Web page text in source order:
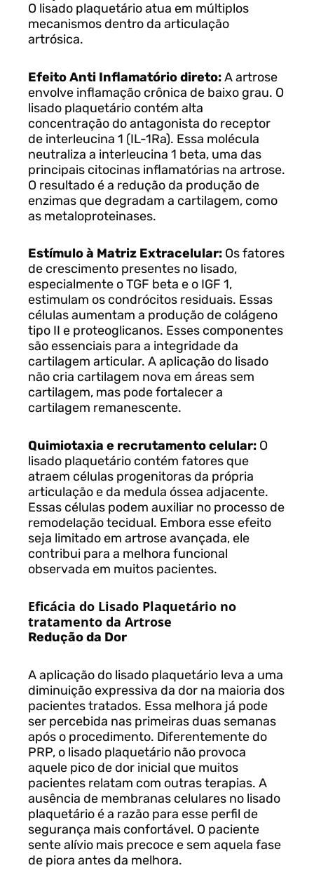
O lisado plaquetário atua em múltiplos
mecanismos dentro da articulação
artrósica.
Efeito Anti Inflamatório direto:A artrose
envolve inflamação crônica de baixo grau. O
lisado plaquetário contém alta
concentração do antagonista do receptor
de interleucina 1 (IL-1Ra). Essa molécula
neutraliza a interleucina 1 beta, uma das
principais citocinas inflamatórias na artrose.
O resultado é a redução da produção de
enzimas que degradam a cartilagem, como
as metaloproteinases.
Estímulo à Matriz Extracelular: Os fatores
de crescimento presentes no lisado,
especialmente o TGF beta e o IGF 1,
estimulam os condrócitos residuais. Essas
células aumentam a produção de colágeno
tipo II e proteoglicanos. Esses componentes
são essenciais para a integridade da
cartilagem articular. A aplicação do lisado
não cria cartilagem nova em áreas sem
cartilagem, mas pode fortalecer a
cartilagem remanescente.
Quimiotaxia e recrutamento celular: O
lisado plaquetário contém fatores que
atraem células progenitoras da própria
articulação e da medula óssea adjacente.
Essas células podem auxiliar no processo de
remodelação tecidual. Embora esse efeito
seja limitado em artrose avançada, ele
contribui para a melhora funcional
observada em muitos pacientes.
Eficácia do Lisado Plaquetário no
tratamento da Artrose
Redução da Dor
A aplicação do lisado plaquetário leva a uma
diminuição expressiva da dor na maioria dos
pacientes tratados. Essa melhora já pode
ser percebida nas primeiras duas semanas
após o procedimento. Diferentemente do
PRP, o lisado plaquetário não provoca
aquele pico de dor inicial que muitos
pacientes relatam com outras terapias. A
ausência de membranas celulares no lisado
plaquetário é a razão para esse perfil de
segurança mais confortável. O paciente
sente alívio mais precoce e sem aquela fase
de piora antes da melhora.